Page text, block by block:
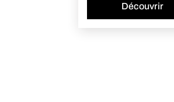
Découvrir